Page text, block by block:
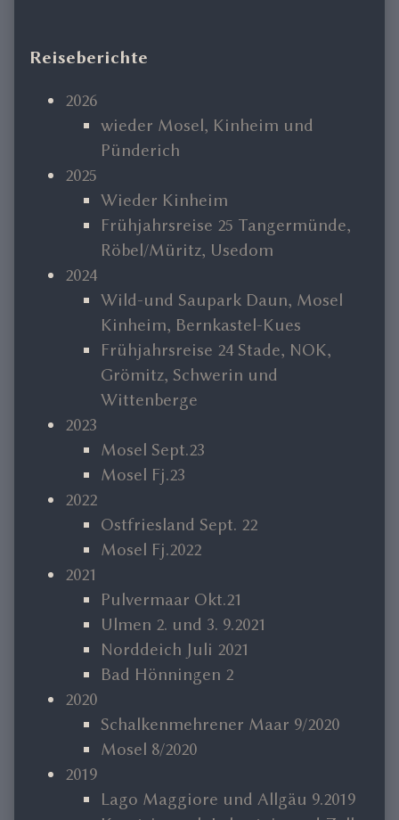
Primary
Sidebar
Reiseberichte
2026
wieder Mosel, Kinheim und
Pünderich
2025
Wieder Kinheim
Frühjahrsreise 25 Tangermünde,
Röbel/Müritz, Usedom
2024
Wild-und Saupark Daun, Mosel
Kinheim, Bernkastel-Kues
Frühjahrsreise 24 Stade, NOK,
Grömitz, Schwerin und
Wittenberge
2023
Mosel Sept.23
Mosel Fj.23
2022
Ostfriesland Sept. 22
Mosel Fj.2022
2021
Pulvermaar Okt.21
Ulmen 2. und 3. 9.2021
Norddeich Juli 2021
Bad Hönningen 2
2020
Schalkenmehrener Maar 9/2020
Mosel 8/2020
2019
Lago Maggiore und Allgäu 9.2019